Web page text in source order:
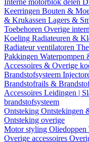
Interne motorblok delen
Keerringen Bouten &
& Krukassen Lagers &
Toebehoren Overige
Koeling Radiateuren &
Radiateur ventilatoren
Pakkingen Waterpompen
Accessoires & Overige
Brandstofsysteem
Brandstofrails &
Accessoires Leidingen |
brandstofsysteem
Ontsteking Ontstekingen
Ontsteking overige
Motor styling Oliedoppen
Overige accessoires